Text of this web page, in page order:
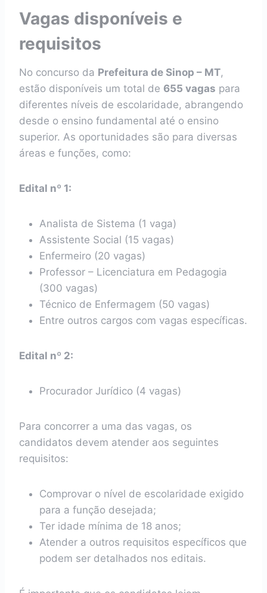
Vagas disponíveis e
requisitos
No concurso da Prefeitura de Sinop – MT,
estão disponíveis um total de 655 vagas para
diferentes níveis de escolaridade, abrangendo
desde o ensino fundamental até o ensino
superior. As oportunidades são para diversas
áreas e funções, como:
Edital nº 1:
Analista de Sistema (1 vaga)
Assistente Social (15 vagas)
Enfermeiro (20 vagas)
Professor – Licenciatura em Pedagogia
(300 vagas)
Técnico de Enfermagem (50 vagas)
Entre outros cargos com vagas específicas.
Edital nº 2:
Procurador Jurídico (4 vagas)
Para concorrer a uma das vagas, os
candidatos devem atender aos seguintes
requisitos:
Comprovar o nível de escolaridade exigido
para a função desejada;
Ter idade mínima de 18 anos;
Atender a outros requisitos específicos que
podem ser detalhados nos editais.